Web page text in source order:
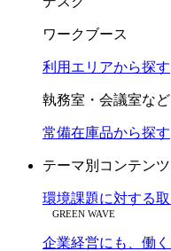
ワークブース
利用エリアから探す
執務室・会議室など
常備在庫品から探す
テーマ別コンテンツ
環境課題に対する
GREEN WAVE
企業経営にも、働